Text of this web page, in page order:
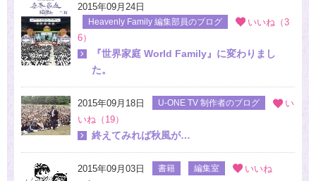
2015年09月24日
Heavenly Family 編集部員のブログ
いいね（3
6）
『世界家庭 World Family』に変わりまし
た。
2015年09月18日 U-ONE TV 制作者のブログ
い
いね（19）
終えてみれば秋風が…
2015年09月03日 書籍 編集室
いいね